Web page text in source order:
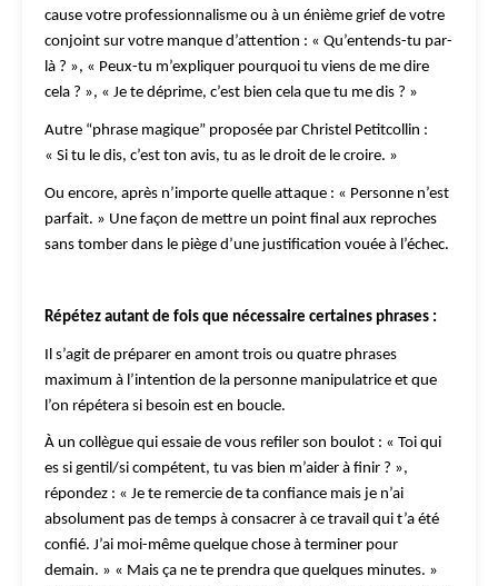
cause votre professionnalisme ou à un énième grief de votre
conjoint sur votre manque d’attention : « Qu’entends-tu par-
là ? », « Peux-tu m’expliquer pourquoi tu viens de me dire
cela ? », « Je te déprime, c’est bien cela que tu me dis ? »
Autre “phrase magique” proposée par Christel Petitcollin :
« Si tu le dis, c’est ton avis, tu as le droit de le croire. »
Ou encore, après n’importe quelle attaque : « Personne n’est
parfait. » Une façon de mettre un point final aux reproches
sans tomber dans le piège d’une justification vouée à l’échec.
Répétez autant de fois que nécessaire certaines phrases :
Il s’agit de préparer en amont trois ou quatre phrases
maximum à l’intention de la personne manipulatrice et que
l’on répétera si besoin est en boucle.
À un collègue qui essaie de vous refiler son boulot : « Toi qui
es si gentil/si compétent, tu vas bien m’aider à finir ? »,
répondez : « Je te remercie de ta confiance mais je n’ai
absolument pas de temps à consacrer à ce travail qui t’a été
confié. J’ai moi-même quelque chose à terminer pour
demain. » « Mais ça ne te prendra que quelques minutes. »